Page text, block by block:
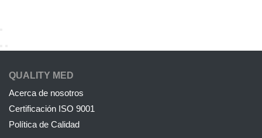
QUALITY MED
Acerca de nosotros
Certificación ISO 9001
Política de Calidad